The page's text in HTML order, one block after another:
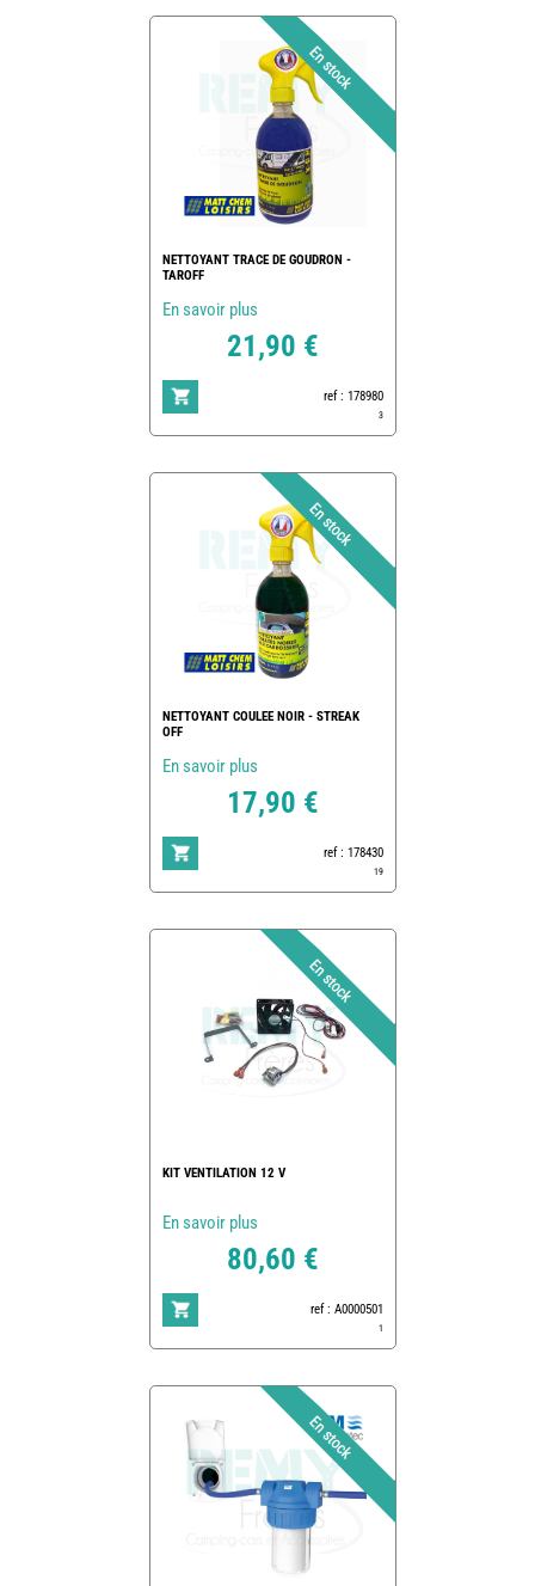
NETTOYANT TRACE DE GOUDRON -
TAROFF
En savoir plus
21,90 €
ref : 178980
3
NETTOYANT COULEE NOIR - STREAK
OFF
En savoir plus
17,90 €
ref : 178430
19
KIT VENTILATION 12 V
En savoir plus
80,60 €
ref : A0000501
1